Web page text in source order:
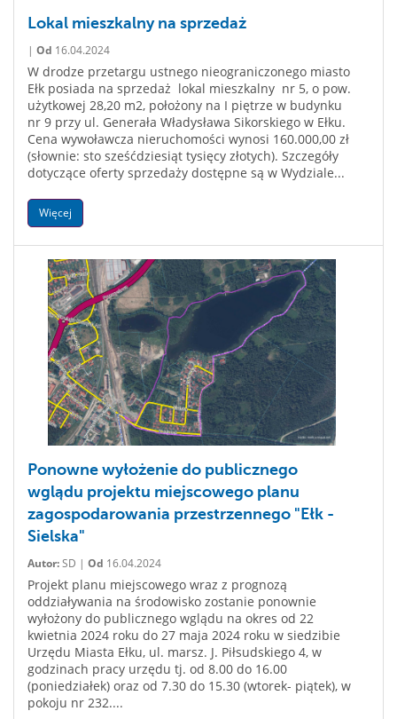
Lokal mieszkalny na sprzedaż
| Od 16.04.2024
W drodze przetargu ustnego nieograniczonego miasto
Ełk posiada na sprzedaż lokal mieszkalny nr 5, o pow.
użytkowej 28,20 m2, położony na I piętrze w budynku
nr 9 przy ul. Generała Władysława Sikorskiego w Ełku.
Cena wywoławcza nieruchomości wynosi 160.000,00 zł
(słownie: sto sześćdziesiąt tysięcy złotych). Szczegóły
dotyczące oferty sprzedaży dostępne są w Wydziale...
Więcej
Ponowne wyłożenie do publicznego
wglądu projektu miejscowego planu
zagospodarowania przestrzennego "Ełk -
Sielska"
Autor:SD | Od 16.04.2024
Projekt planu miejscowego wraz z prognozą
oddziaływania na środowisko zostanie ponownie
wyłożony do publicznego wglądu na okres od 22
kwietnia 2024 roku do 27 maja 2024 roku w siedzibie
Urzędu Miasta Ełku, ul. marsz. J. Piłsudskiego 4, w
godzinach pracy urzędu tj. od 8.00 do 16.00
(poniedziałek) oraz od 7.30 do 15.30 (wtorek- piątek), w
pokoju nr 232....